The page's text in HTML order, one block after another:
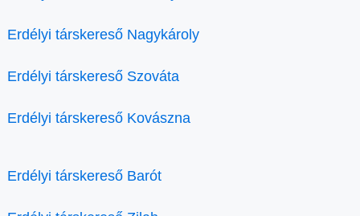
Erdélyi társkereső Nagykároly
Erdélyi társkereső Szováta
Erdélyi társkereső Kovászna
Erdélyi társkereső Barót